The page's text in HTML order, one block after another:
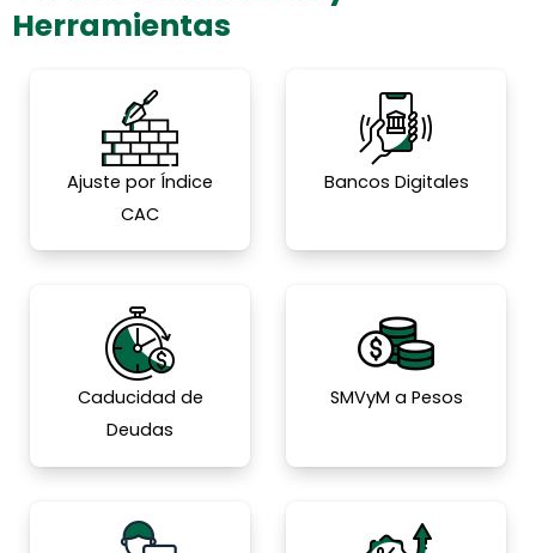
Herramientas
Ajuste por Índice
CAC
Bancos Digitales
Caducidad de
Deudas
SMVyM a Pesos